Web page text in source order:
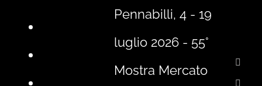
Pennabilli, 4 - 19
luglio 2026 - 55°
Mostra Mercato